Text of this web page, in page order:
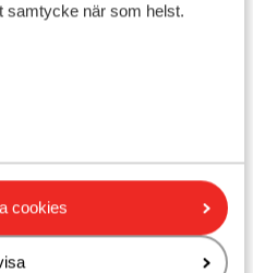
samtycke när som helst.
cookies